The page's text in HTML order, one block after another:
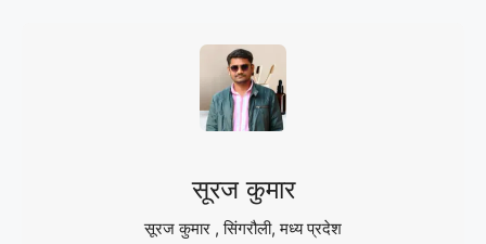
सूरज कुमार
सूरज कुमार , सिंगरौली, मध्य प्रदेश